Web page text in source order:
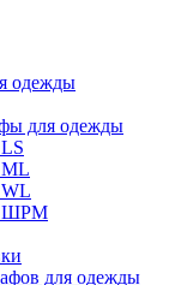
одежды
для одежды
ШРМ
для одежды